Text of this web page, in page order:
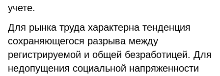
учете.
Для рынка труда характерна тенденция
сохраняющегося разрыва между
регистрируемой и общей безработицей. Для
недопущения социальной напряженности